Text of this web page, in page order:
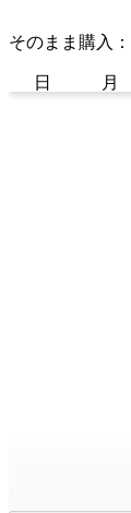
そのまま購入：
日 月